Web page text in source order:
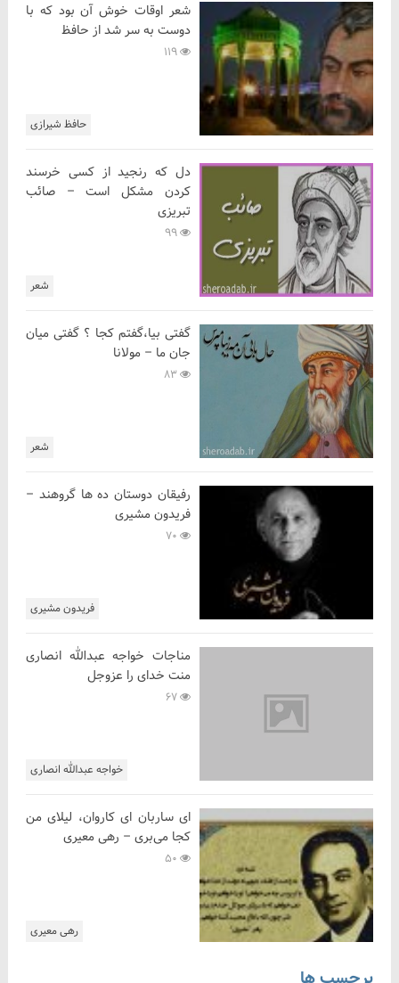
حافظ شیرازی
شعر اوقات خوش آن بود که با
دوست به سر شد از حافظ
شعر
دل که رنجید از کسی خرسند
کردن مشکل است – صائب
تبریزی
شعر
گفتی بیا،گفتم کجا ؟ گفتی میان
جان ما – مولانا
فریدون مشیری
رفیقان دوستان ده ها گروهند –
فریدون مشیری
خواجه عبدالله انصاری
مناجات خواجه عبدالله انصاری
منت خدای را عزوجل
رهی معیری
ای ساربان ای کاروان، لیلای من
کجا می‌بری – رهی معیری